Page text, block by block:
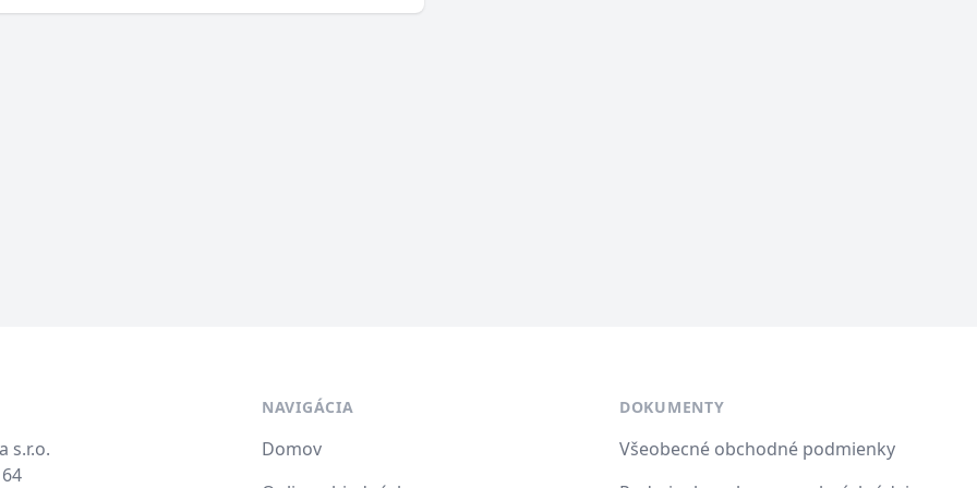
s.r.o.
NAVIGÁCIA
Domov
DOKUMENTY
Všeobecné obchodné podmienky